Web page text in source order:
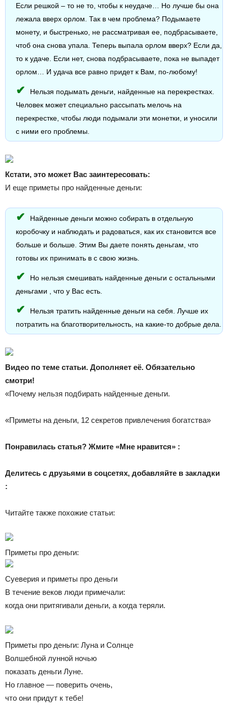
Если решкой – то не то, чтобы к неудаче… Но лучше бы она
лежала вверх орлом. Так в чем проблема? Подымаете
монету, и быстренько, не рассматривая ее, подбрасываете,
чтоб она снова упала. Теперь выпала орлом вверх? Если да,
то к удаче. Если нет, снова подбрасываете, пока не выпадет
орлом… И удача все равно придет к Вам, по-любому!
Нельзя подымать деньги, найденные на перекрестках.
Человек может специально рассыпать мелочь на
перекрестке, чтобы люди подымали эти монетки, и уносили
с ними его проблемы.
Кстати, это может Вас заинтересовать:
И еще приметы про найденные деньги:
Найденные деньги можно собирать в отдельную
коробочку и наблюдать и радоваться, как их становится все
больше и больше. Этим Вы даете понять деньгам, что
готовы их принимать в с свою жизнь.
Но нельзя смешивать найденные деньги с остальными
деньгами , что у Вас есть.
Нельзя тратить найденные деньги на себя. Лучше их
потратить на благотворительность, на какие-то добрые дела.
Видео по теме статьи. Дополняет её. Обязательно
смотри!
«Почему нельзя подбирать найденные деньги.
«Приметы на деньги, 12 секретов привлечения богатства»
Понравилась статья? Жмите «Мне нравится» :
Делитесь с друзьями в соцсетях, добавляйте в закладки
:
Читайте также похожие статьи:
Приметы про деньги:
Суеверия и приметы про деньги
В течение веков люди примечали:
когда они притягивали деньги, а когда теряли.
Приметы про деньги: Луна и Солнце
Волшебной лунной ночью
показать деньги Луне.
Но главное — поверить очень,
что они придут к тебе!